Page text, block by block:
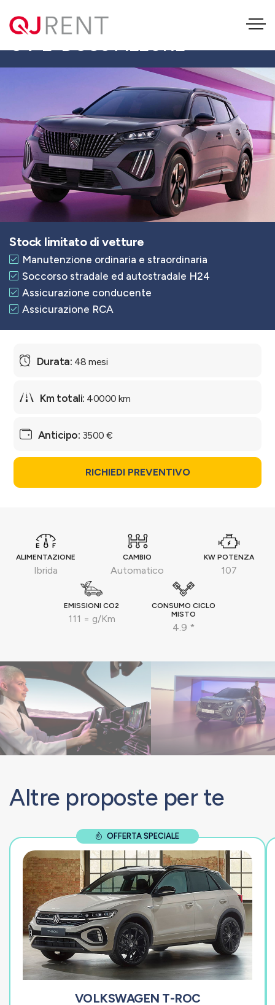
PEUGEOT 2008 HYBRID 145
CV E-DCS6 ALLURE
Stock limitato di vetture
Manutenzione ordinaria e straordinaria
Soccorso stradale ed autostradale H24
Assicurazione conducente
Assicurazione RCA
ALIMENTAZIONE
Ibrida
CAMBIO
Automatico
KW POTENZA
107
EMISSIONI CO2
111 = g/Km
CONSUMO CICLO
MISTO
4.9 *
48 mesi
40000 km
3500 €
RICHIEDI PREVENTIVO
Altre proposte per te
OFFERTA SPECIALE
VOLKSWAGEN T-ROC